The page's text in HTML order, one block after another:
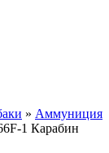
» Аммуниция
1 Карабин